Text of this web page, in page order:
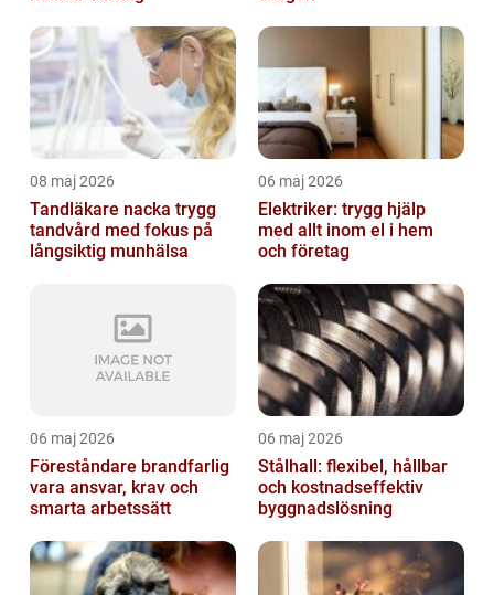
08 maj 2026
Tandläkare nacka trygg
tandvård med fokus på
långsiktig munhälsa
06 maj 2026
Elektriker: trygg hjälp
med allt inom el i hem
och företag
06 maj 2026
Föreståndare brandfarlig
vara ansvar, krav och
smarta arbetssätt
06 maj 2026
Stålhall: flexibel, hållbar
och kostnadseffektiv
byggnadslösning